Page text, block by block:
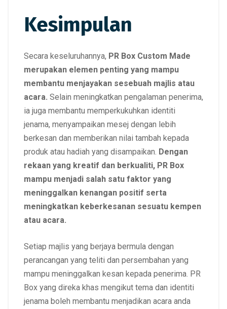
Kesimpulan
Secara keseluruhannya, PR Box Custom Made
merupakan elemen penting yang mampu
membantu menjayakan sesebuah majlis atau
acara. Selain meningkatkan pengalaman penerima,
ia juga membantu memperkukuhkan identiti
jenama, menyampaikan mesej dengan lebih
berkesan dan memberikan nilai tambah kepada
produk atau hadiah yang disampaikan. Dengan
rekaan yang kreatif dan berkualiti, PR Box
mampu menjadi salah satu faktor yang
meninggalkan kenangan positif serta
meningkatkan keberkesanan sesuatu kempen
atau acara.
Setiap majlis yang berjaya bermula dengan
perancangan yang teliti dan persembahan yang
mampu meninggalkan kesan kepada penerima. PR
Box yang direka khas mengikut tema dan identiti
jenama boleh membantu menjadikan acara anda